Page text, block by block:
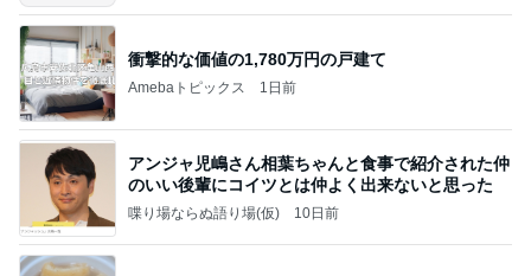
衝撃的な価値の1,780万円の戸建て
Amebaトピックス 1日前
アンジャ児嶋さん相葉ちゃんと食事で紹介された仲
のいい後輩にコイツとは仲よく出来ないと思った
喋り場ならぬ語り場(仮) 10日前